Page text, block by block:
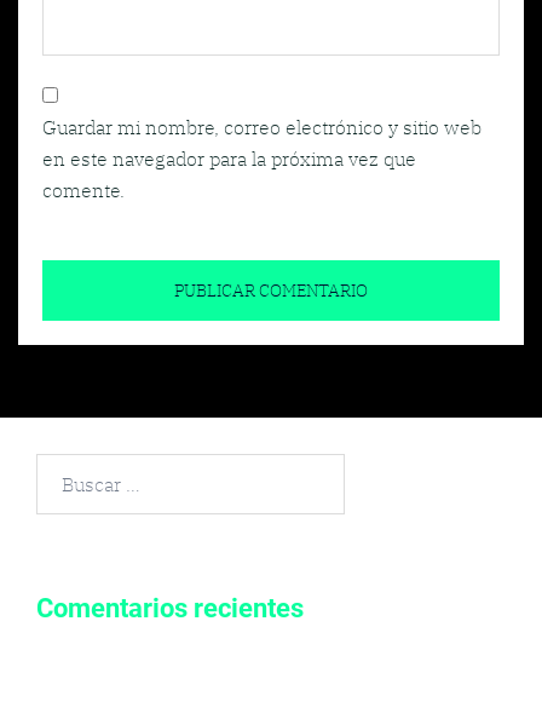
Guardar mi nombre, correo electrónico y sitio web
en este navegador para la próxima vez que
comente.
Comentarios recientes